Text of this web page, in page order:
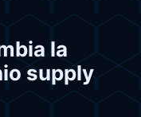
la
supply